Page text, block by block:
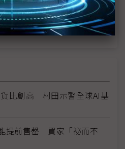
台肥液氨庫存達安全水位
貨比創高 村田示警全球AI基
提前售罄 買家「祕而不